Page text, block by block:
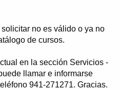
no es válido o ya no
de cursos.
en la sección Servicios -
llamar e informarse
941-271271. Gracias.